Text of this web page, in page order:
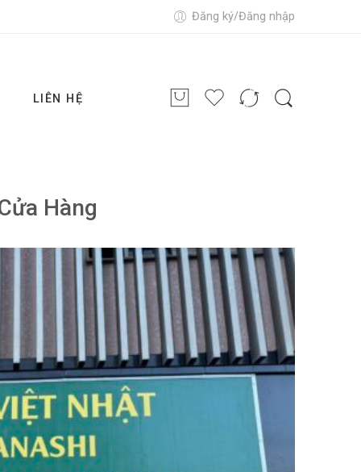
Đăng ký/Đăng nhập
LIÊN HỆ
Hàng